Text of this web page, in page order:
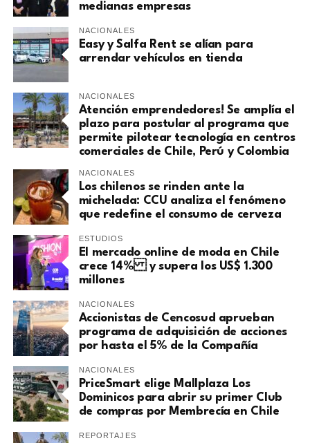
medianas empresas
NACIONALES
Easy y Salfa Rent se alían para
arrendar vehículos en tienda
NACIONALES
Atención emprendedores! Se amplía el
plazo para postular al programa que
permite pilotear tecnología en centros
comerciales de Chile, Perú y Colombia
NACIONALES
Los chilenos se rinden ante la
michelada: CCU analiza el fenómeno
que redefine el consumo de cerveza
ESTUDIOS
El mercado online de moda en Chile
crece 14% y supera los US$ 1.300
millones
NACIONALES
Accionistas de Cencosud aprueban
programa de adquisición de acciones
por hasta el 5% de la Compañía
NACIONALES
PriceSmart elige Mallplaza Los
Dominicos para abrir su primer Club
de compras por Membrecía en Chile
REPORTAJES